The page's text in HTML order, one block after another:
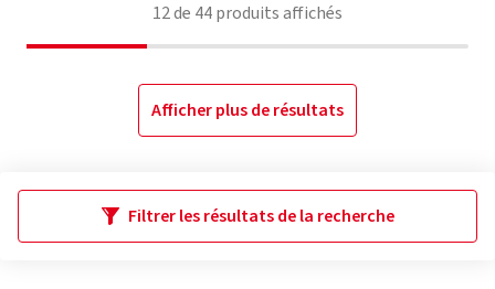
12de 44produits affichés
Afficher plus de résultats
Filtrer les résultats de la recherche